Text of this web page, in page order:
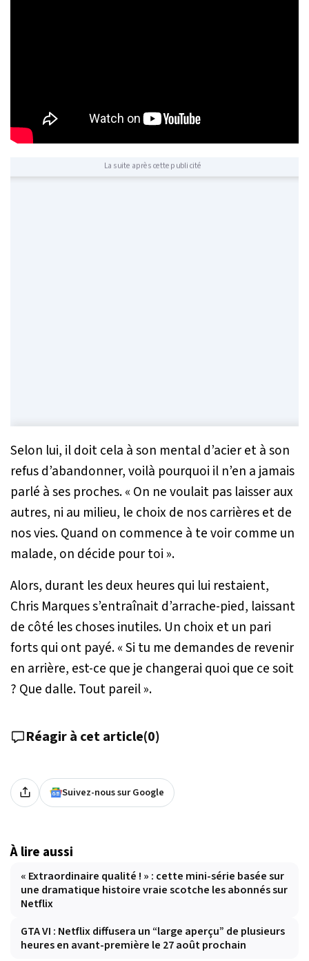
La suite après cette publicité
Selon lui, il doit cela à son mental d’acier et à son
refus d’abandonner, voilà pourquoi il n’en a jamais
parlé à ses proches. « On ne voulait pas laisser aux
autres, ni au milieu, le choix de nos carrières et de
nos vies. Quand on commence à te voir comme un
malade, on décide pour toi ».
Alors, durant les deux heures qui lui restaient,
Chris Marques s’entraînait d’arrache-pied, laissant
de côté les choses inutiles. Un choix et un pari
forts qui ont payé. «Si tu me demandes de revenir
en arrière, est-ce que je changerai quoi que ce soit
? Que dalle. Tout pareil».
Réagir à cet article(0)
Suivez-nous sur Google
À lire aussi
« Extraordinaire qualité ! » : cette mini-série basée sur
une dramatique histoire vraie scotche les abonnés sur
Netflix
GTA VI : Netflix diffusera un “large aperçu” de plusieurs
heures en avant-première le 27 août prochain